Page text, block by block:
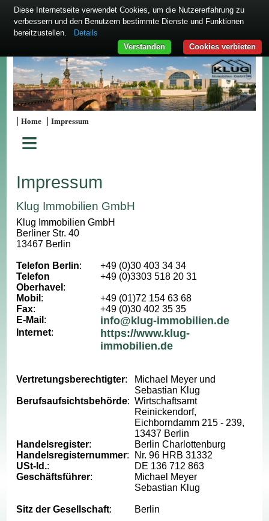
|Home |Impressum
≡
Impressum
Klug Immobilien GmbH
Klug Immobilien GmbH
Berliner Str. 40
13467 Berlin
Telefon Berlin:
+49 (0)30 403 34 34
Telefon
Oberhavel :
+49 (0)3303 518 20 31
Mobil :
+49 (01)72 154 63 68
Fax:
+49 (0)30 402 35 35
E-Mail : info@klug-immobilien.de
Internet:
https://www.klug-
immobilien.de
Vertretungsberechtigter:
Michael Meyer und
Sebastian Klug
Berufsaufsichtsbehörde:Wirtschaftsamt
Reinickendorf,
Eichborndamm 215 - 239,
13437 Berlin
Handelsregister:
Berlin Charlottenburg
Handelsregisternummer:
Nr. 96 HRB 31332
USt-Id.:
DE 136 712 863
Geschäftsführer:
Michael Meyer
Sebastian Klug
Sitz der Gesellschaft: Berlin
Diese Internetseite verwendet Cookies, um die Nutzererfahrung zu
verbessern und den Benutzern bestimmte Dienste und Funktionen
bereitzustellen.
Details
Cookies verbieten
Verstanden